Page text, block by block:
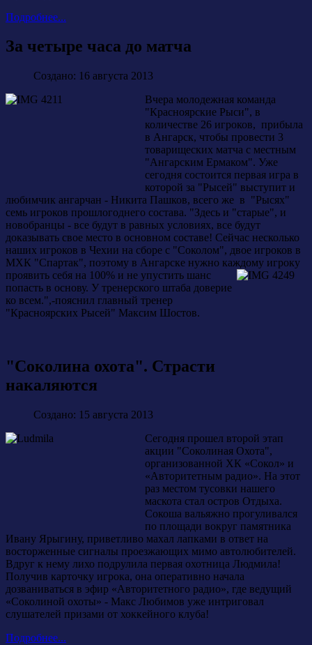
Подробнее...
За четыре часа до матча
Создано: 16 августа 2013
Вчера молодежная команда
"Красноярские Рыси", в
количестве 26 игроков, прибыла
в Ангарск, чтобы провести 3
товарищеских матча с местным
"Ангарским Ермаком". Уже
сегодня состоится первая игра в
которой за "Рысей" выступит и
любимчик ангарчан - Никита Пашков, всего же в "Рысях"
семь игроков прошлогоднего состава. "Здесь и "старые", и
новобранцы - все будут в равных условиях, все будут
доказывать свое место в основном составе! Сейчас несколько
наших игроков в Чехии на сборе с "Соколом", двое игроков в
МХК "Спартак", поэтому в Ангарске нужно каждому игроку
проявить себя на 100% и не упустить шанс
попасть в основу. У тренерского штаба доверие
ко всем.",-пояснил главный тренер
"Красноярских Рысей" Максим Шостов.
"Соколина охота". Страсти
накаляются
Создано: 15 августа 2013
Сегодня прошел второй этап
акции "Соколиная Охота",
организованной ХК «Сокол» и
«Авторитетным радио». На этот
раз местом тусовки нашего
маскота стал остров Отдыха.
Сокоша вальяжно прогуливался
по площади вокруг памятника
Ивану Ярыгину, приветливо махал лапками в ответ на
восторженные сигналы проезжающих мимо автолюбителей.
Вдруг к нему лихо подрулила первая охотница Людмила!
Получив карточку игрока, она оперативно начала
дозваниваться в эфир «Авторитетного радио», где ведущий
«Соколиной охоты» - Макс Любимов уже интриговал
слушателей призами от хоккейного клуба!
Подробнее...